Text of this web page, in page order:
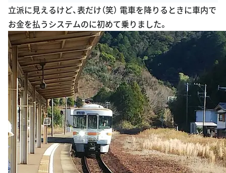
立派に見えるけど、表だけ（笑） 電車を降りるときに車内で
お金を払うシステムのに初めて乗りました。